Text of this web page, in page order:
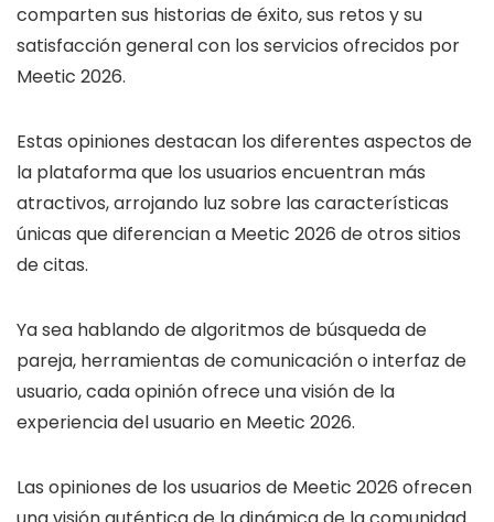
comparten sus historias de éxito, sus retos y su
satisfacción general con los servicios ofrecidos por
Meetic 2026.
Estas opiniones destacan los diferentes aspectos de
la plataforma que los usuarios encuentran más
atractivos, arrojando luz sobre las características
únicas que diferencian a Meetic 2026 de otros sitios
de citas.
Ya sea hablando de algoritmos de búsqueda de
pareja, herramientas de comunicación o interfaz de
usuario, cada opinión ofrece una visión de la
experiencia del usuario en Meetic 2026.
Las opiniones de los usuarios de Meetic 2026 ofrecen